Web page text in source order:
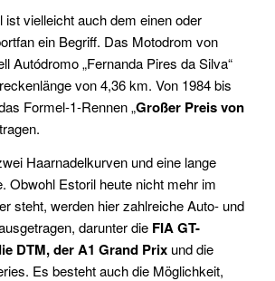
ist vielleicht auch dem einen oder
ein Begriff. Das Motodrom von
Autódromo „Fernanda Pires da Silva“
von 4,36 km. Von 1984 bis
Formel-1-Rennen „Großer Preis von
Haarnadelkurven und eine lange
Obwohl Estoril heute nicht mehr im
steht, werden hier zahlreiche Auto- und
darunter die FIA GT-
DTM, der A1 Grand Prixund die
Es besteht auch die Möglichkeit,